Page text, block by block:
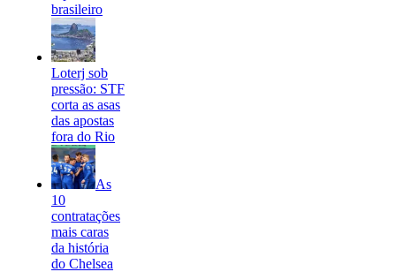
brasileiro
Loterj sob
pressão: STF
corta as asas
das apostas
fora do Rio
As
10
contratações
mais caras
da história
do Chelsea